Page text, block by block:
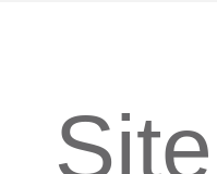
Site